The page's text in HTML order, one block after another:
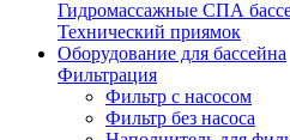
Гидромассажные СПА
Технический приямок
Оборудование для бассейна
Фильтрация
Фильтр с насосом
Фильтр без насоса